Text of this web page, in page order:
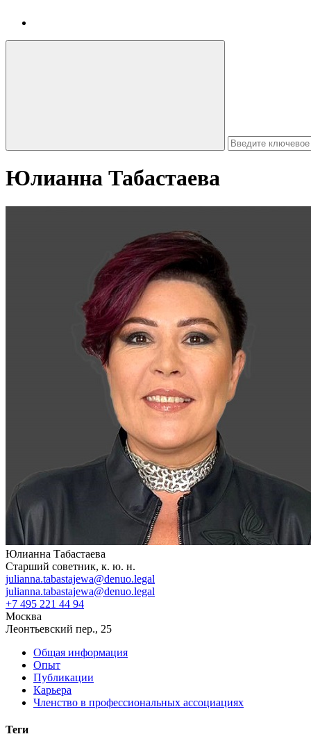
Юлианна Табастаева
Юлианна Табастаева
Старший советник, к. ю. н.
julianna.tabastajewa@denuo.legal
julianna.tabastajewa@denuo.legal
+7 495 221 44 94
Москва
Леонтьевский пер., 25
Общая информация
Опыт
Публикации
Карьера
Членство в профессиональных ассоциациях
Теги